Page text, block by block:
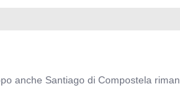
anche Santiago di Compostela